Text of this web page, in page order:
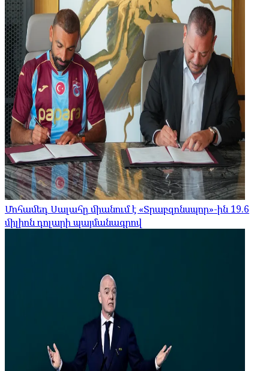
Մոհամեդ Սալահը միանում է «Տրաբզոնսպոր»-ին 19.6
միլիոն դոլարի պայմանագրով